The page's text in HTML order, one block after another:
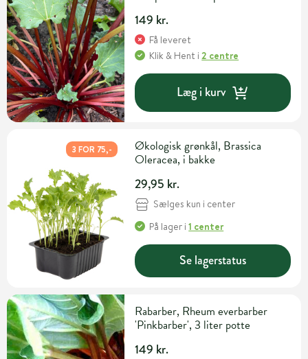
149 kr.
Få leveret
Klik & Hent i2 centre
Læg i kurv
3 FOR 75,-
Økologisk grønkål, Brassica
Oleracea, i bakke
29,95 kr.
Sælges kun i center
På lager i1 center
Se lagerstatus
Rabarber, Rheum everbarber
'Pinkbarber', 3 liter potte
149 kr.